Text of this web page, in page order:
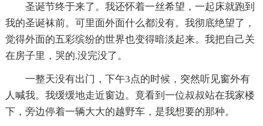
圣诞节终于来了。我还怀着一丝希望，一起床就跑到
我的圣诞袜前。可里面外面什么都没有。我彻底绝望了，
觉得外面的五彩缤纷的世界也变得暗淡起来。我把自己关
在房子里，哭的.没完没了。
一整天没有出门，下午3点的时候，突然听见窗外有
人喊我。我缓缓地走近窗边。竟看到一位叔叔站在我家楼
下，旁边停着一辆大大的越野车，是我想要的那种。